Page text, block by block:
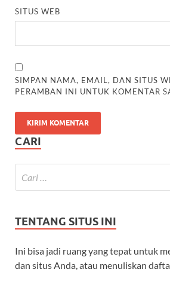
SITUS WEB
SIMPAN NAMA, EMAIL, DAN SITUS
PERAMBAN INI UNTUK KOMENTAR
CARI
TENTANG SITUS INI
Ini bisa jadi ruang yang tepat untuk
dan situs Anda, atau menuliskan